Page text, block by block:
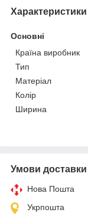
Характеристики
Основні
Країна виробник
Тип
Матеріал
Колір
Ширина
Умови доставки
Нова Пошта
Укрпошта